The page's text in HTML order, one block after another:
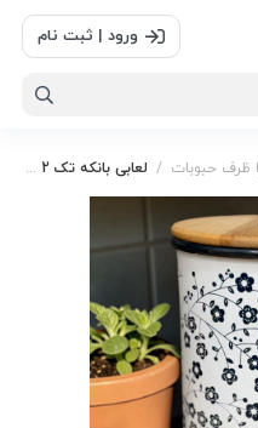
ورود | ثبت نام
ظرف حبوبات / لعابی بانکه تک 2 لیتری گلدار با درب رابروود
گلدار,بانکه لعابی گلدار با
,